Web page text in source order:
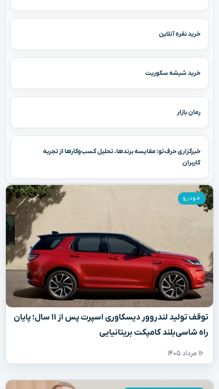
خرید نقره آنلاین
خرید شیشه سکوریت
رمان بازار
خبرگزاری حرف‌تو: مقایسه برندها، تحلیل کسب‌وکارها از تجربه
کاربران
توقف تولید لندروور دیسکاوری اسپرت پس از ۱۱ سال؛ پایان
راه شاسی‌بلند کامپکت بریتانیایی
۱۶ مرداد ۱۴۰۵
خودرو